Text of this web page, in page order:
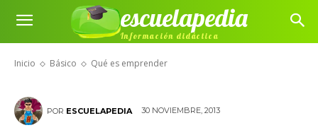
escuelapedia
Información didáctica
Inicio Básico Qué es emprender
Qué es emprender
POR ESCUELAPEDIA 30 NOVIEMBRE, 2013